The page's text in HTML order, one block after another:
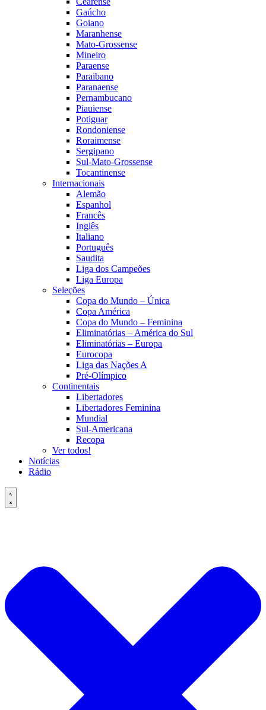
Gaúcho
Goiano
Maranhense
Mato-Grossense
Mineiro
Paraense
Paraibano
Paranaense
Pernambucano
Piauiense
Potiguar
Rondoniense
Roraimense
Sergipano
Sul-Mato-Grossense
Tocantinense
Internacionais
Alemão
Espanhol
Francês
Inglês
Italiano
Português
Saudita
Liga dos Campeões
Liga Europa
Seleções
Copa do Mundo – Única
Copa América
Copa do Mundo – Feminina
Eliminatórias – América do Sul
Eliminatórias – Europa
Eurocopa
Liga das Nações A
Pré-Olímpico
Continentais
Libertadores
Libertadores Feminina
Mundial
Sul-Americana
Recopa
Ver todos!
Notícias
Rádio